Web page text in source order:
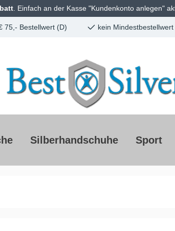
. Einfach an der Kasse "Kundenkonto anlegen"
75,- Bestellwert (D) kein Mindestbestellwert
Silberhandschuhe Sport